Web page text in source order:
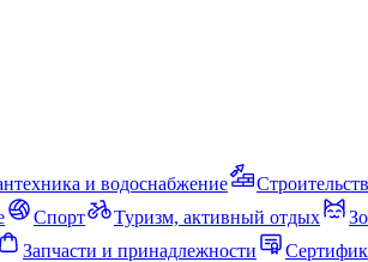
и водоснабжение
Спорт Туризм, активный отдых
Запчасти и принадлежности